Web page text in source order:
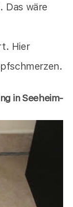
Das wäre
Hier
in Seeheim-